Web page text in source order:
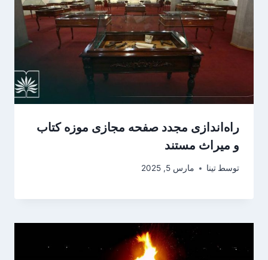
راه‌اندازی مجدد صفحه مجازی موزه کتاب
و میراث مستند
توسط تینا مارس 5, 2025